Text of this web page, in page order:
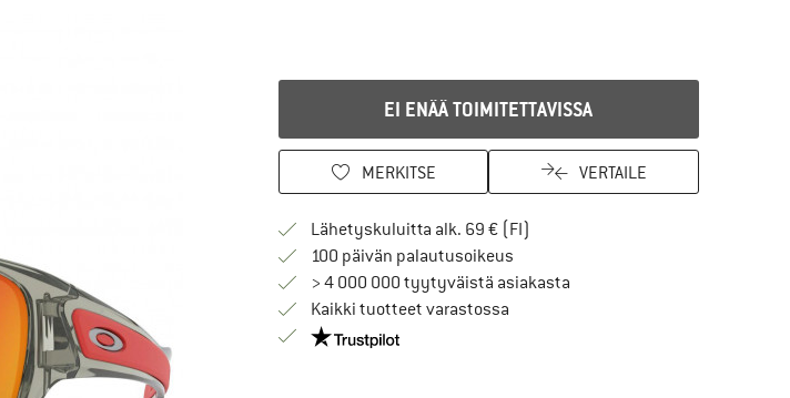
EI ENÄÄ TOIMITETTAVISSA
MERKITSE VERTAILE
Lähetyskuluitta alk. 69 € (FI)
100 päivän palautusoikeusSiirry palautusoikeuteen täältä
> 4 000 000 tyytyväistä asiakasta
Kaikki tuotteet varastossa
Meillä on Trustpilot -sertifiointi - lue lisää tästä!